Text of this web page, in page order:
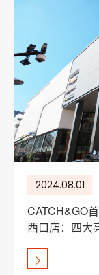
2024.08.01
CATCH&GO
西口店：四大